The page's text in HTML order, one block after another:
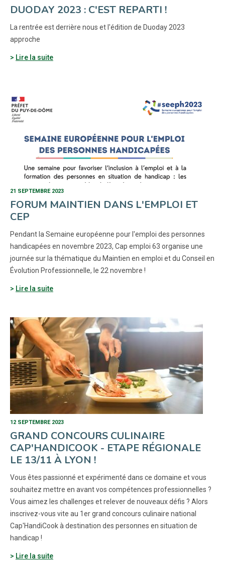
DUODAY 2023 : C'EST REPARTI !
La rentrée est derrière nous et l'édition de Duoday 2023
approche
Lire la suite
21 SEPTEMBRE 2023
FORUM MAINTIEN DANS L'EMPLOI ET
CEP
Pendant la Semaine européenne pour l'emploi des personnes
handicapées en novembre 2023, Cap emploi 63 organise une
journée sur la thématique du Maintien en emploi et du Conseil en
Évolution Professionnelle, le 22 novembre !
Lire la suite
12 SEPTEMBRE 2023
GRAND CONCOURS CULINAIRE
CAP'HANDICOOK - ETAPE RÉGIONALE
LE 13/11 À LYON !
Vous êtes passionné et expérimenté dans ce domaine et vous
souhaitez mettre en avant vos compétences professionnelles ?
Vous aimez les challenges et relever de nouveaux défis ? Alors
inscrivez-vous vite au 1er grand concours culinaire national
Cap'HandiCook à destination des personnes en situation de
handicap !
Lire la suite